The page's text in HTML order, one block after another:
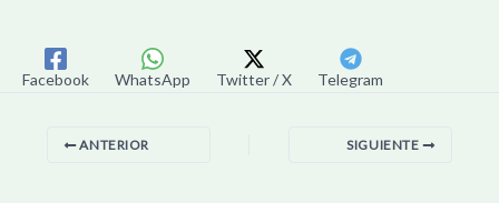
Facebook WhatsApp Twitter / X Telegram
ANTERIOR SIGUIENTE